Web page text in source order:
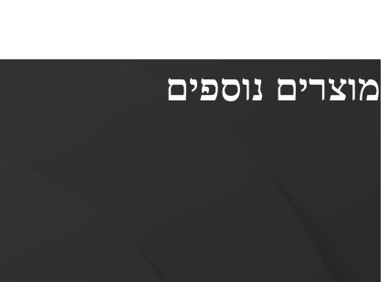
מוצרים נוספים